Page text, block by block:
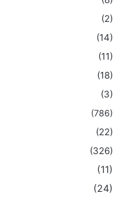
(2)
(14)
(11)
(18)
(3)
(786)
(22)
(326)
(11)
(24)